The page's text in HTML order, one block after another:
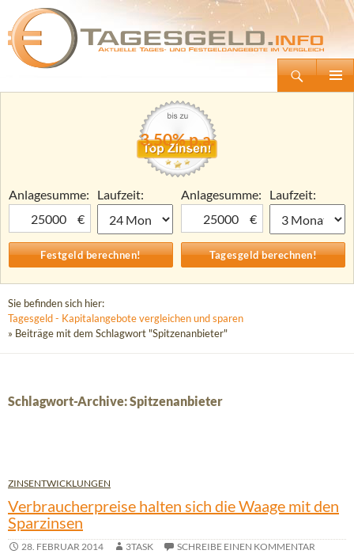
Tagesgeld.info – Tagesgeldkonten vergleichen und Tagesgeld-Zinsen berechnen
Zum
3,50% p.a.
Anlagesumme:
€
Laufzeit:
Anlagesumme:
€
Laufzeit:
Sie befinden sich hier:
Tagesgeld - Kapitalangebote vergleichen und sparen
» Beiträge mit dem Schlagwort "Spitzenanbieter"
Schlagwort-Archive: Spitzenanbieter
ZINSENTWICKLUNGEN
Verbraucherpreise halten sich die Waage mit den
Sparzinsen
28. FEBRUAR 2014 3TASK SCHREIBE EINEN KOMMENTAR